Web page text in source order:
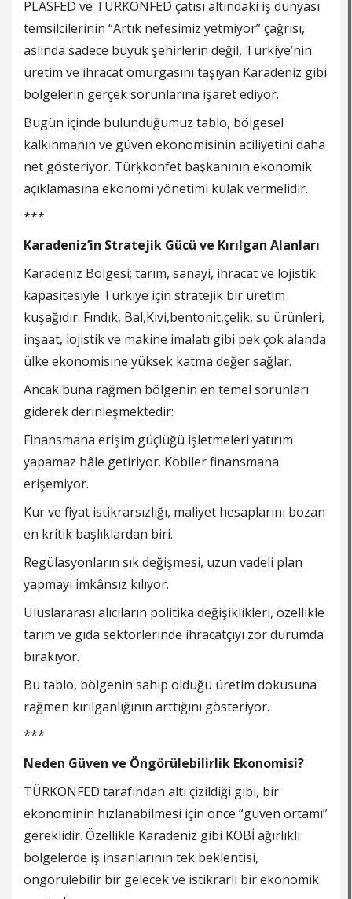
PLASFED ve TÜRKONFED çatısı altındaki iş dünyası
temsilcilerinin “Artık nefesimiz yetmiyor” çağrısı,
aslında sadece büyük şehirlerin değil, Türkiye’nin
üretim ve ihracat omurgasını taşıyan Karadeniz gibi
bölgelerin gerçek sorunlarına işaret ediyor.
Bugün içinde bulunduğumuz tablo, bölgesel
kalkınmanın ve güven ekonomisinin aciliyetini daha
net gösteriyor. Türķkonfet başkanının ekonomik
açıklamasına ekonomi yönetimi kulak vermelidir.
***
Karadeniz’in Stratejik Gücü ve Kırılgan Alanları
Karadeniz Bölgesi; tarım, sanayi, ihracat ve lojistik
kapasitesiyle Türkiye için stratejik bir üretim
kuşağıdır. Fındık, Bal,Kivi,bentonit,çelik, su ürünleri,
inşaat, lojistik ve makine imalatı gibi pek çok alanda
ülke ekonomisine yüksek katma değer sağlar.
Ancak buna rağmen bölgenin en temel sorunları
giderek derinleşmektedir:
Finansmana erişim güçlüğü işletmeleri yatırım
yapamaz hâle getiriyor. Kobiler finansmana
erişemiyor.
Kur ve fiyat istikrarsızlığı, maliyet hesaplarını bozan
en kritik başlıklardan biri.
Regülasyonların sık değişmesi, uzun vadeli plan
yapmayı imkânsız kılıyor.
Uluslararası alıcıların politika değişiklikleri, özellikle
tarım ve gıda sektörlerinde ihracatçıyı zor durumda
bırakıyor.
Bu tablo, bölgenin sahip olduğu üretim dokusuna
rağmen kırılganlığının arttığını gösteriyor.
***
Neden Güven ve Öngörülebilirlik Ekonomisi?
TÜRKONFED tarafından altı çizildiği gibi, bir
ekonominin hızlanabilmesi için önce “güven ortamı”
gereklidir. Özellikle Karadeniz gibi KOBİ ağırlıklı
bölgelerde iş insanlarının tek beklentisi,
öngörülebilir bir gelecek ve istikrarlı bir ekonomik